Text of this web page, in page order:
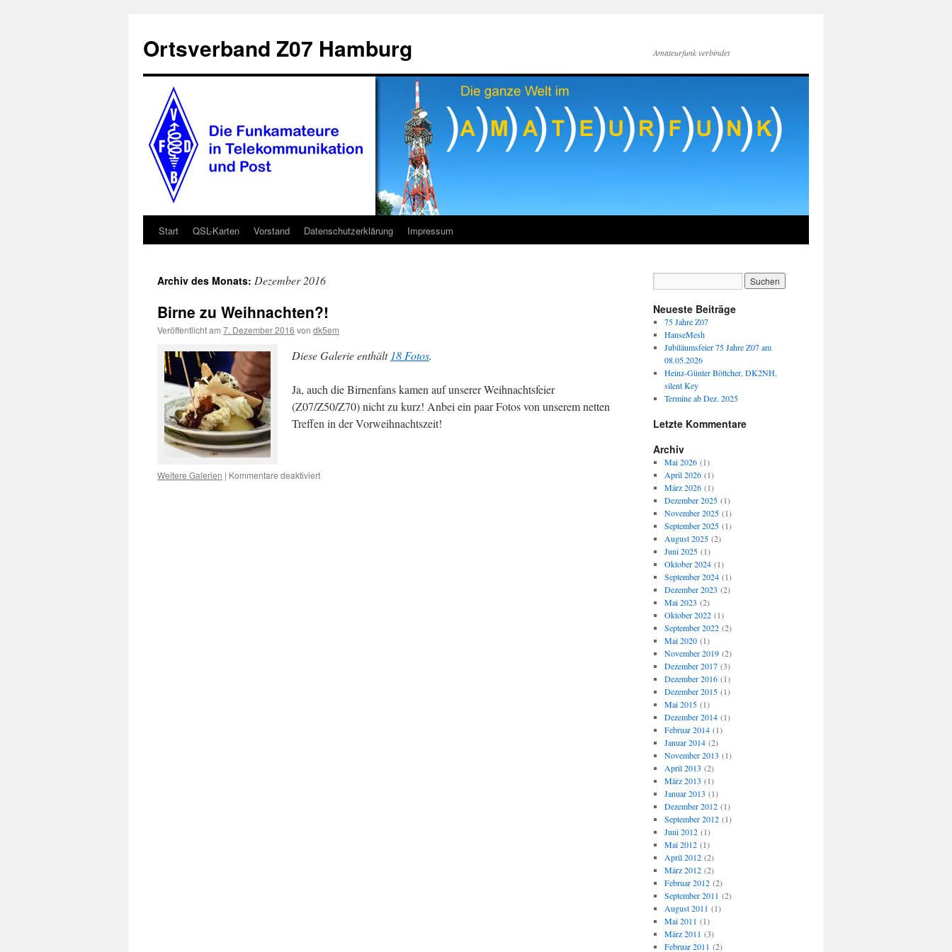
springen
Ortsverband Z07 Hamburg Amateurfunk verbindet
Start QSL-Karten Vorstand Datenschutzerklärung Impressum
Archiv des Monats: Dezember 2016
Birne zu Weihnachten?!
Veröffentlicht am 7. Dezember 2016 von dk5em
Diese Galerie enthält 18 Fotos.
Ja, auch die Birnenfans kamen auf unserer Weihnachtsfeier
(Z07/Z50/Z70) nicht zu kurz! Anbei ein paar Fotos von unserem netten
Treffen in der Vorweihnachtszeit!
Weitere Galerien | Kommentare deaktiviertfür
Neueste Beiträge
75 Jahre Z07
HanseMesh
Jubiläumsfeier 75 Jahre Z07 am
08.05.2026
Heinz-Günter Böttcher, DK2NH,
silent Key
Termine ab Dez. 2025
Letzte Kommentare
Archiv
Mai 2026(1)
April 2026(1)
März 2026(1)
Dezember 2025(1)
November 2025(1)
September 2025(1)
August 2025(2)
Juni 2025(1)
Oktober 2024(1)
September 2024(1)
Dezember 2023 (2)
Mai 2023 (2)
Oktober 2022(1)
September 2022(2)
Mai 2020(1)
November 2019(2)
Dezember 2017(3)
Dezember 2016(1)
Dezember 2015(1)
Mai 2015(1)
Dezember 2014(1)
Februar 2014(1)
Januar 2014(2)
November 2013 (1)
April 2013 (2)
März 2013 (1)
Januar 2013 (1)
Dezember 2012(1)
September 2012(1)
Juni 2012(1)
Mai 2012(1)
April 2012(2)
März 2012(2)
Februar 2012(2)
September 2011 (2)
August 2011 (1)
Mai 2011 (1)
März 2011 (3)
Februar 2011 (2)